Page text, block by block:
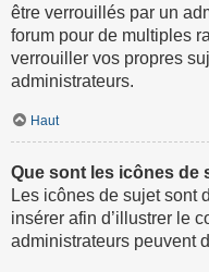
être verrouillés par un
forum pour de multiples
verrouiller vos propres
administrateurs.
Haut
Que sont les icônes de
Les icônes de sujet sont
insérer afin d’illustrer le
administrateurs peuvent